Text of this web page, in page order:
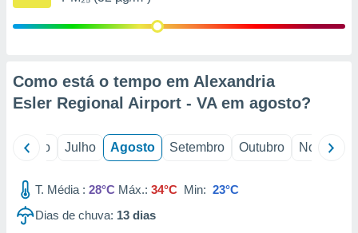
estudos
de
Como está o tempo em Alexandria
Esler Regional Airport - VA em agosto?
Junho Julho Agosto Setembro Outubro Novembro
T. Média : 28°C Máx.: 34°C Min: 23°C
Dias de chuva: 13 dias